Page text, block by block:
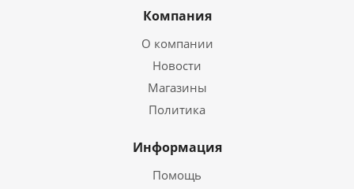
Компания
О компании
Новости
Магазины
Политика
Информация
Помощь